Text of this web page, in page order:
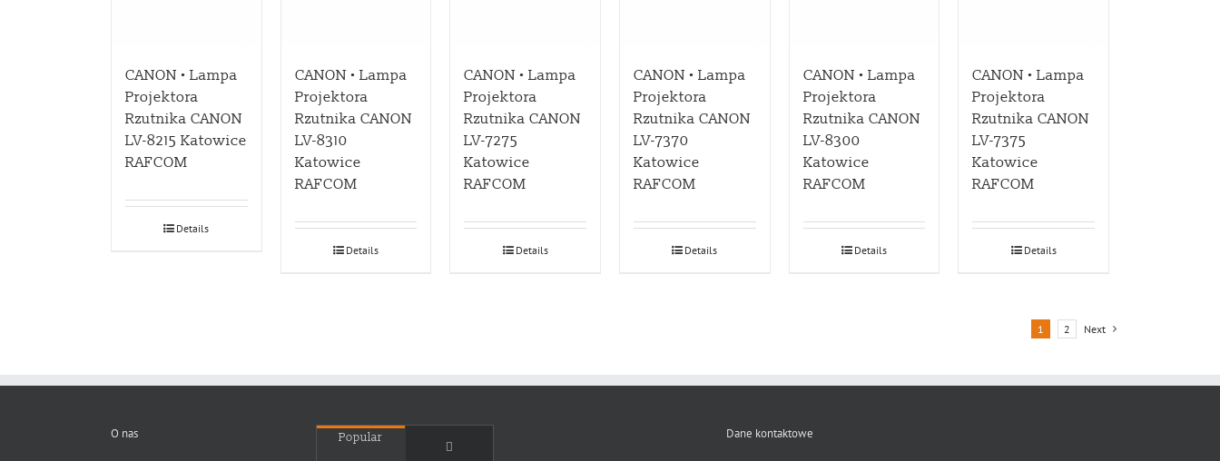
CANON • Lampa
Projektora
Rzutnika CANON
LV-8215 Katowice
RAFCOM
Details
CANON • Lampa
Projektora
Rzutnika CANON
LV-8310
Katowice
RAFCOM
Details
CANON • Lampa
Projektora
Rzutnika CANON
LV-7275
Katowice
RAFCOM
Details
CANON • Lampa
Projektora
Rzutnika CANON
LV-7370
Katowice
RAFCOM
Details
CANON • Lampa
Projektora
Rzutnika CANON
LV-8300
Katowice
RAFCOM
Details
CANON • Lampa
Projektora
Rzutnika CANON
LV-7375
Katowice
RAFCOM
Details
1 2 Next
O nas Popular
Comments
Dane kontaktowe